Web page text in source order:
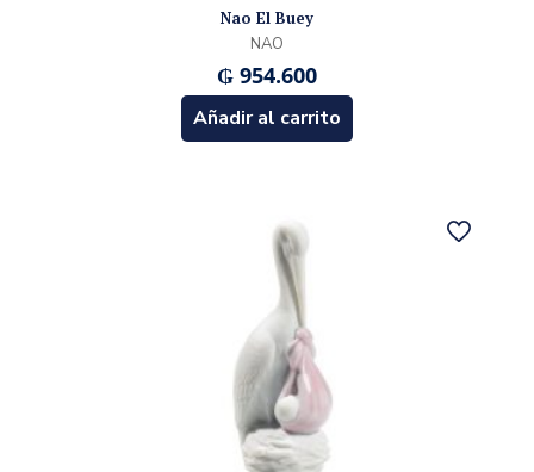
Nao El Buey
NAO
₲ 954.600
Añadir al carrito